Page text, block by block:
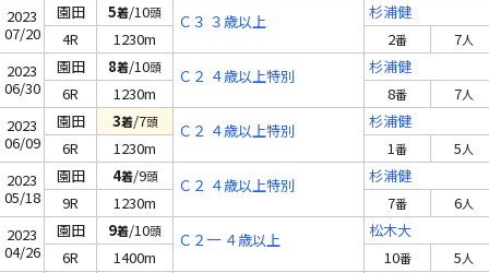
2023
07/20
園田 5着/10頭 Ｃ３ ３歳以上
杉浦健
4R
1230m 2番 7人
2023
06/30
園田 8着/10頭 Ｃ２ ４歳以上特別
杉浦健
6R
1230m 8番 7人
2023
06/09
園田 3着/7頭 Ｃ２ ４歳以上特別
杉浦健
6R
1230m 1番 5人
2023
05/18
園田 4着/9頭 Ｃ２ ４歳以上特別
杉浦健
9R
1230m 7番 6人
2023
04/26
園田 9着/10頭 Ｃ２一 ４歳以上
松木大
6R
1400m 10番 5人